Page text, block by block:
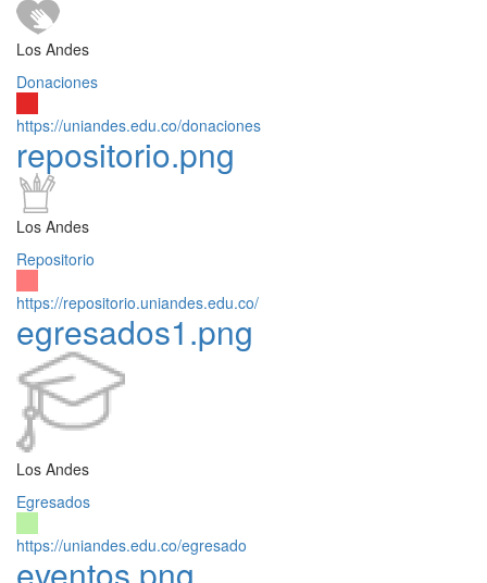
Los Andes
Donaciones
https://uniandes.edu.co/donaciones
repositorio.png
Los Andes
Repositorio
https://repositorio.uniandes.edu.co/
egresados1.png
Los Andes
Egresados
https://uniandes.edu.co/egresado
eventos.png